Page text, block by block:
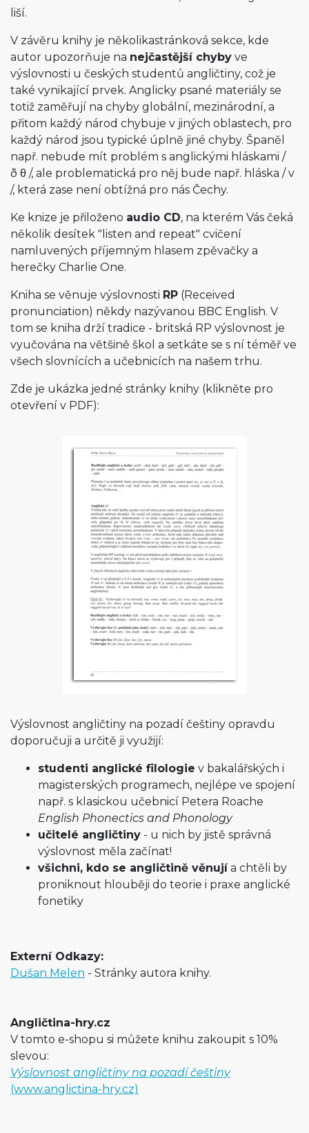
liší.
V závěru knihy je několikastránková sekce, kde
autor upozorňuje na nejčastější chyby ve
výslovnosti u českých studentů angličtiny, což je
také vynikající prvek. Anglicky psané materiály se
totiž zaměřují na chyby globální, mezinárodní, a
přitom každý národ chybuje v jiných oblastech, pro
každý národ jsou typické úplně jiné chyby. Španěl
např. nebude mít problém s anglickými hláskami /
ð θ /, ale problematická pro něj bude např. hláska /v
/, která zase není obtížná pro nás Čechy.
Ke knize je přiloženo audio CD, na kterém Vás čeká
několik desítek "listen and repeat" cvičení
namluvených příjemným hlasem zpěvačky a
herečky Charlie One.
Kniha se věnuje výslovnosti RP (Received
pronunciation) někdy nazývanou BBC English. V
tom se kniha drží tradice - britská RP výslovnost je
vyučována na většině škol a setkáte se s ní téměř ve
všech slovnících a učebnicích na našem trhu.
Zde je ukázka jedné stránky knihy (klikněte pro
otevření v PDF):
Výslovnost angličtiny na pozadí češtiny opravdu
doporučuji a určitě ji využijí:
studenti anglické filologie v bakalářských i
magisterských programech, nejlépe ve spojení
např. s klasickou učebnicí Petera Roache
English Phonectics and Phonology
učitelé angličtiny - u nich by jistě správná
výslovnost měla začínat!
všichni, kdo se angličtině věnujía chtěli by
proniknout hlouběji do teorie i praxe anglické
fonetiky
Externí Odkazy:
Dušan Melen - Stránky autora knihy.
Angličtina-hry.cz
V tomto e-shopu si můžete knihu zakoupit s 10%
slevou:
Výslovnost angličtiny na pozadí češtiny
(www.anglictina-hry.cz)